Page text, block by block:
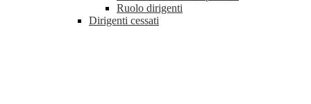
Ruolo dirigenti
Dirigenti cessati